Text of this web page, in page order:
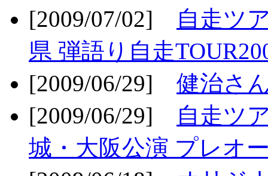
[2009/07/02]
自走ツ
県 弾語り自走
[2009/06/29] 健治さ
[2009/06/29]
自走ツ
城・大阪公演 プレオ